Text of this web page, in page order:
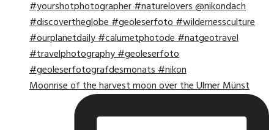
Moonrise of the harvest moon over the Ulmer Münst